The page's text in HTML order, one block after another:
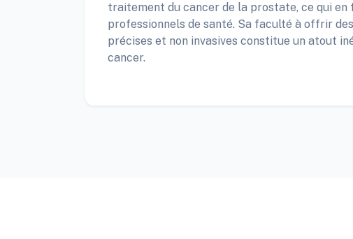
traitement du cancer de la prostate, ce qui
professionnels de santé. Sa faculté à offrir
précises et non invasives constitue un atout
cancer.